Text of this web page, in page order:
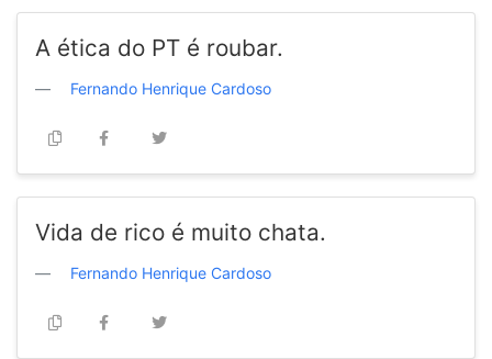
A ética do PT é roubar.
Fernando Henrique Cardoso
Vida de rico é muito chata.
Fernando Henrique Cardoso